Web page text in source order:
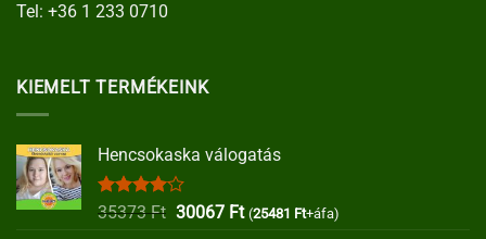
Tel: +36 1 233 0710
KIEMELT TERMÉKEINK
Hencsokaska válogatás
Értékelés:
35373Ft Original
30067 FtCurrent
(25481 Ft+áfa)